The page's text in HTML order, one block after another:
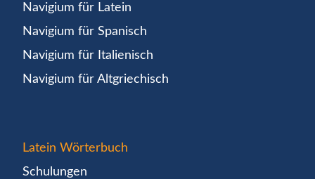
Navigium für Latein
Navigium für Spanisch
Navigium für Italienisch
Navigium für Altgriechisch
Latein Wörterbuch
Schulungen